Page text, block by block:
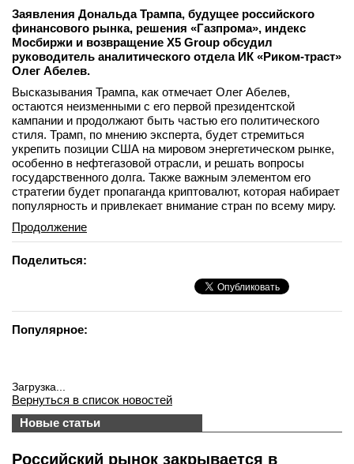
Заявления Дональда Трампа, будущее российского
финансового рынка, решения «Газпрома», индекс
Мосбиржи и возвращение X5 Group обсудил
руководитель аналитического отдела ИК «Риком-траст»
Олег Абелев.
Высказывания Трампа, как отмечает Олег Абелев,
остаются неизменными с его первой президентской
кампании и продолжают быть частью его политического
стиля. Трамп, по мнению эксперта, будет стремиться
укрепить позиции США на мировом энергетическом рынке,
особенно в нефтегазовой отрасли, и решать вопросы
государственного долга. Также важным элементом его
стратегии будет пропаганда криптовалют, которая набирает
популярность и привлекает внимание стран по всему миру.
Продолжение
Поделиться:
Популярное:
Загрузка...
Вернуться в список новостей
Новые статьи
Российский рынок закрывается в